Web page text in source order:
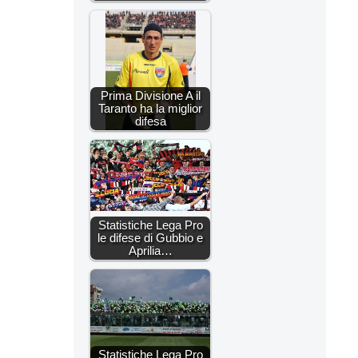
Prima Divisione A il
Taranto ha la miglior
difesa
Statistiche Lega Pro
le difese di Gubbio e
Aprilia…
Statistiche Lega Pro